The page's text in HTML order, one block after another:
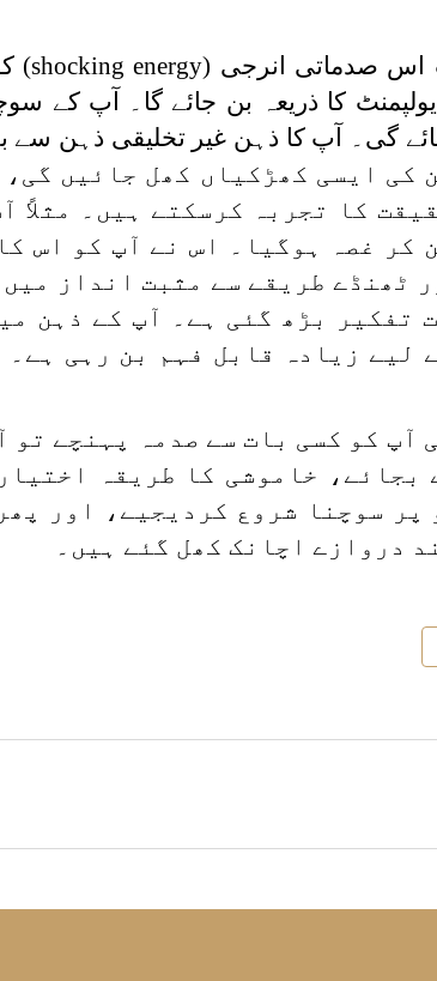
اس صدماتی انرجی (shocking energy)
ڈیولپمنٹ کا ذریعہ بن جائے گا۔ آپ کے
گی۔ آپ کا ذہن غیر تخلیقی ذہن سے
کی ایسی کھڑکیاں کھل جائیں
کا تجربہ کرسکتے ہیں۔
کر غصہ ہوگیا۔ اس نے آپ کو اس
ٹھنڈے طریقے سے مثبت انداز
تفکیر بڑھ گئی ہے۔ آپ کے ذہن
لیے زیادہ قابل فہم بن رہی
آپ کو کسی بات سے صدمہ پہنچے
بجائے، خاموشی کا طریقہ
پر سوچنا شروع کردیجیے، اور
دروازے اچانک کھل گئے ہیں۔